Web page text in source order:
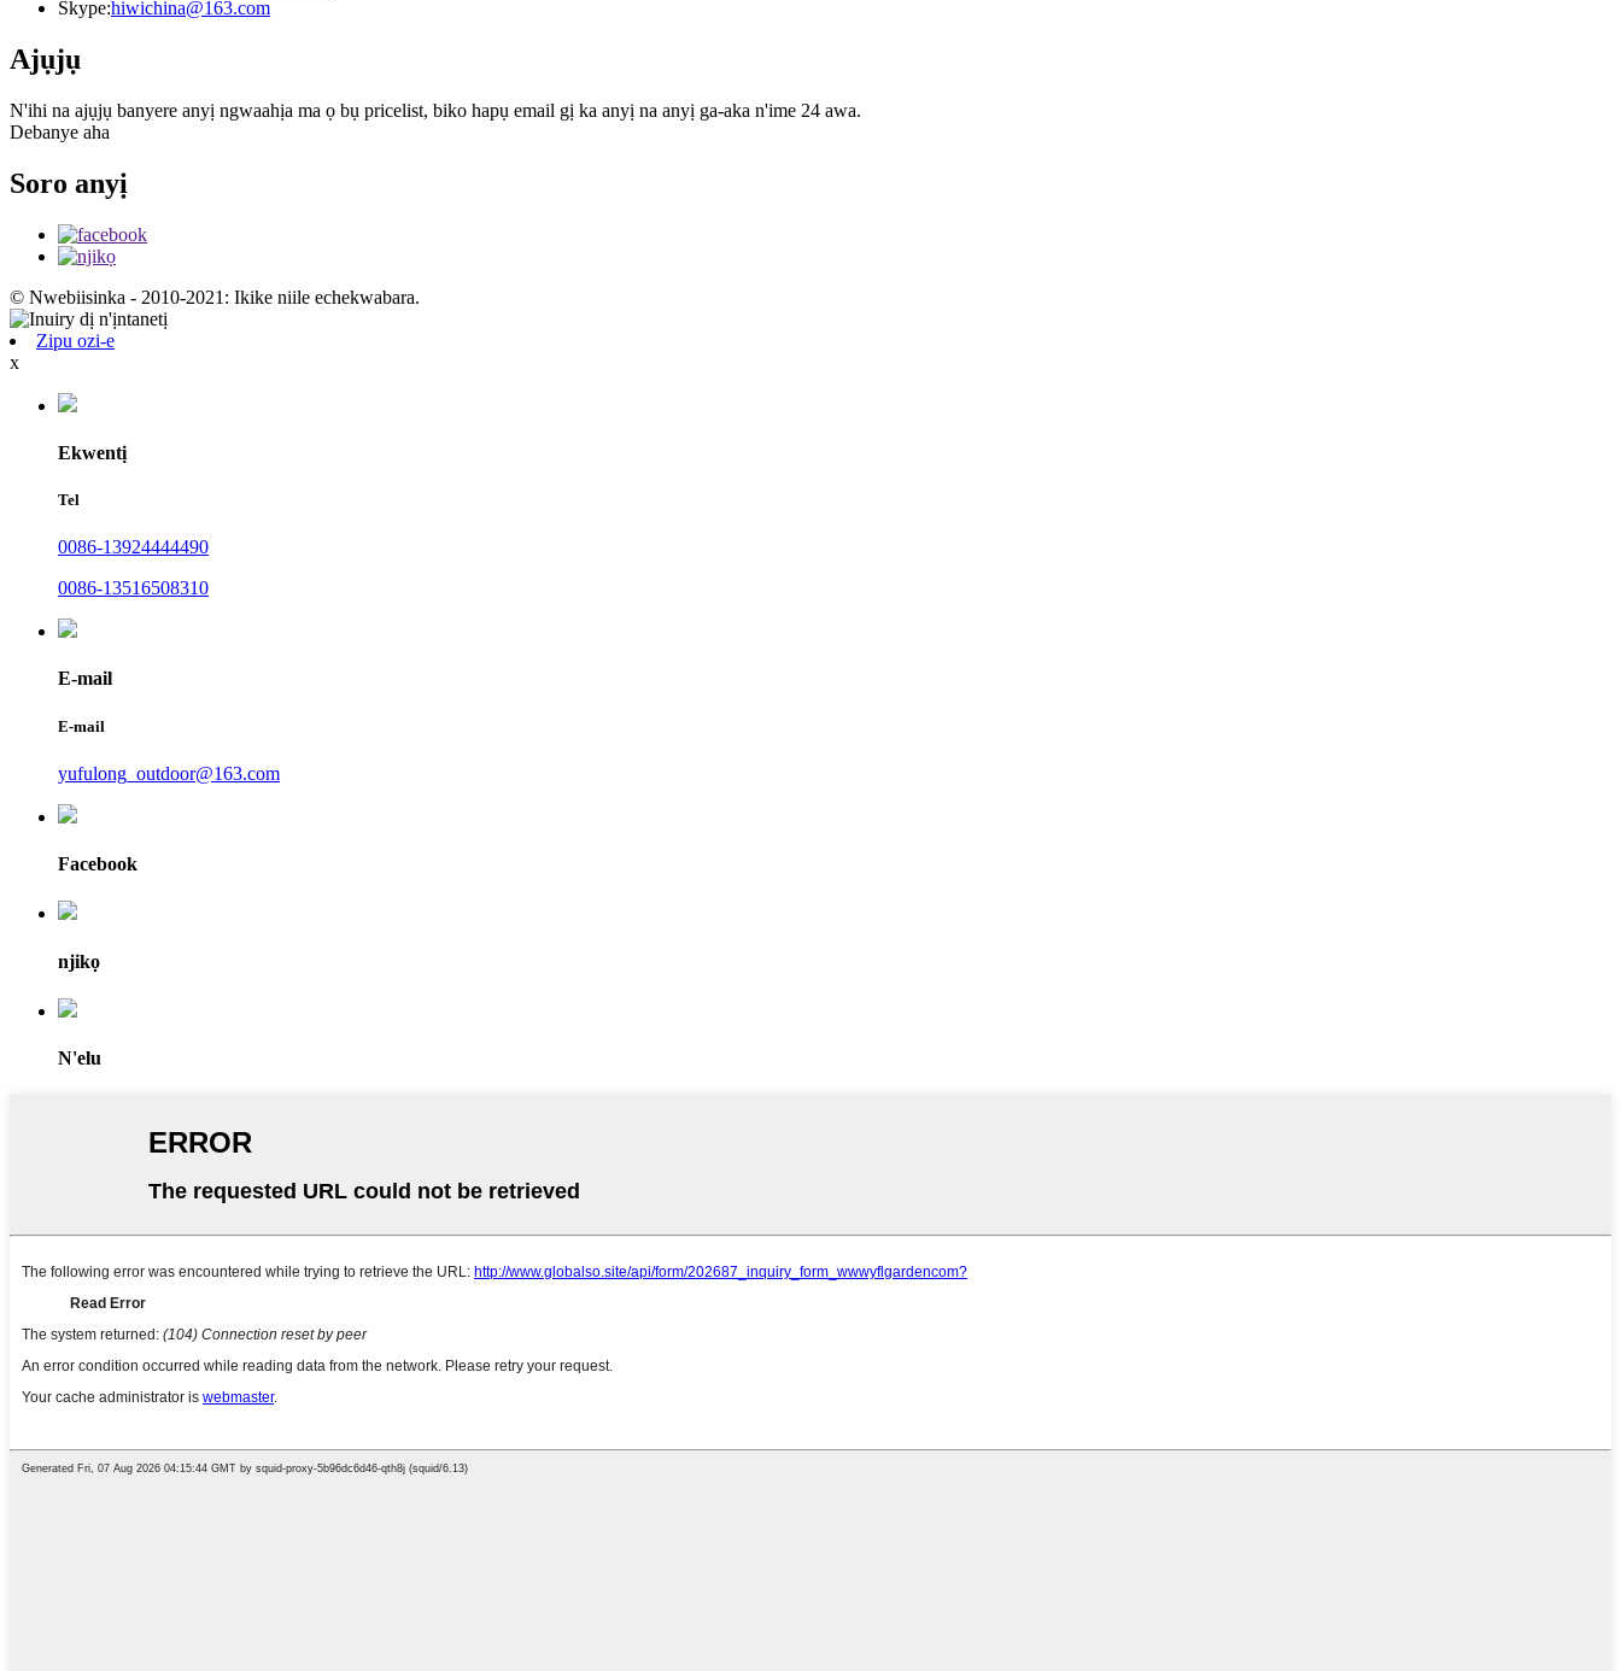
Skype:hiwichina@163.com
Ajụjụ
N'ihi na ajụjụ banyere anyị ngwaahịa ma ọ bụ pricelist, biko hapụ email gị ka anyị na anyị ga-aka n'ime 24 awa.
Debanye aha
Soro anyị
© Nwebiisinka - 2010-2021: Ikike niile echekwabara.
Zipu ozi-e
x
Ekwentị
Tel
0086-13924444490
0086-13516508310
E-mail
E-mail
yufulong_outdoor@163.com
Facebook
njikọ
N'elu